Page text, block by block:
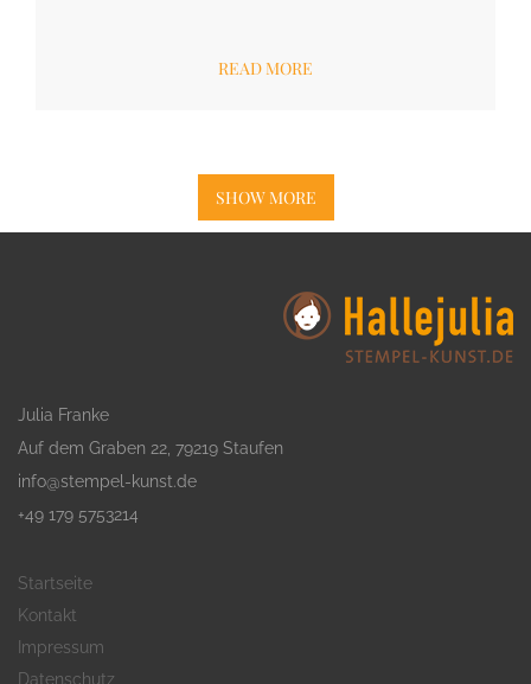
READ MORE
SHOW MORE
Julia Franke
Auf dem Graben 22, 79219 Staufen
info@stempel-kunst.de
+49 179 5753214
Startseite
Kontakt
Impressum
Datenschutz